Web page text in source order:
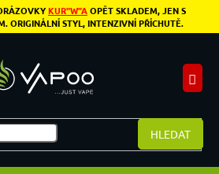
KUR"W"AOPĚT SKLADEM, JEN S
ORIGINÁLNÍ STYL, INTENZIVNÍ PŘÍCHUTĚ.
HLEDAT